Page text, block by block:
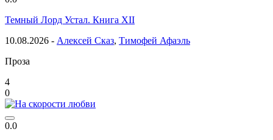
Темный Лорд Устал. Книга XII
10.08.2026 - Алексей Сказ, Тимофей Афаэль
Проза
4
0
0.0